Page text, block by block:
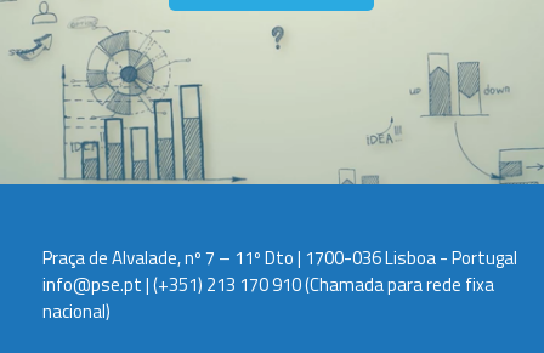
Praça de Alvalade, nº 7 – 11º Dto | 1700-036 Lisboa - Portugal
info@pse.pt|(+351) 213 170 910(Chamada para rede fixa
nacional)